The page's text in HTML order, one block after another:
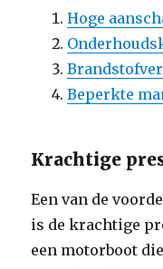
Hoge
Beperkte
Krachtige
Een van de
is de krachtige
een motorboot